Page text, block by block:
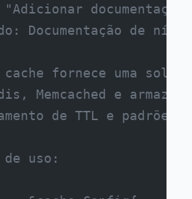
Documentação de
cache fornece uma
Memcached e
de TTL e
uso: